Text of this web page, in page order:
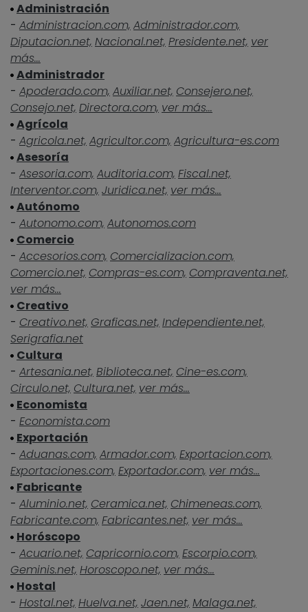
Administración
- Administracion.com, Administrador.com,
Diputacion.net, Nacional.net, Presidente.net, ver
más...
Administrador
- Apoderado.com, Auxiliar.net, Consejero.net,
Consejo.net, Directora.com, ver más...
Agrícola
- Agricola.net, Agricultor.com, Agricultura-es.com
Asesoría
- Asesoria.com, Auditoria.com, Fiscal.net,
Interventor.com, Juridica.net, ver más...
Autónomo
- Autonomo.com, Autonomos.com
Comercio
- Accesorios.com, Comercializacion.com,
Comercio.net, Compras-es.com, Compraventa.net,
ver más...
Creativo
- Creativo.net, Graficas.net, Independiente.net,
Serigrafia.net
Cultura
- Artesania.net, Biblioteca.net, Cine-es.com,
Circulo.net, Cultura.net, ver más...
Economista
- Economista.com
Exportación
- Aduanas.com, Armador.com, Exportacion.com,
Exportaciones.com, Exportador.com, ver más...
Fabricante
- Aluminio.net, Ceramica.net, Chimeneas.com,
Fabricante.com, Fabricantes.net, ver más...
Horóscopo
- Acuario.net, Capricornio.com, Escorpio.com,
Geminis.net, Horoscopo.net, ver más...
Hostal
- Hostal.net, Huelva.net, Jaen.net, Malaga.net,